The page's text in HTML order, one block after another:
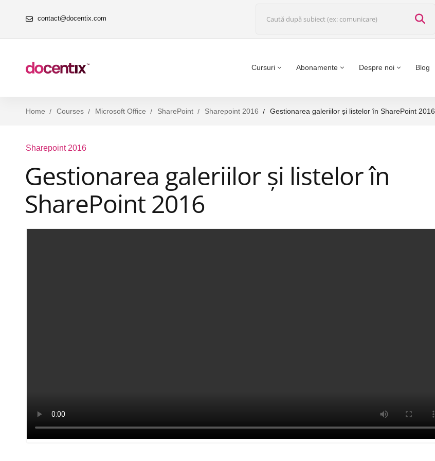
contact@docentix.com
Cursuri Abonamente Despre noi Blog
Home Courses Microsoft Office SharePoint Sharepoint 2016 Gestionarea galeriilor și listelor în SharePoint 2016
Sharepoint 2016
Gestionarea galeriilor și listelor în
SharePoint 2016